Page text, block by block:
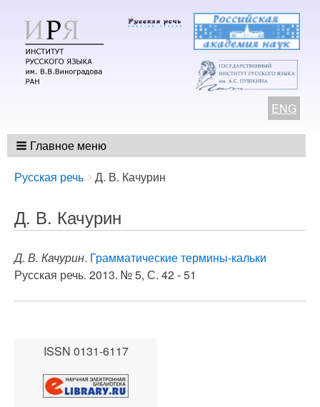
ENG
Главное меню
Breadcrumbs
You
here:
Русская речь Д. В. Качурин
Д. В. Качурин
Д. В. Качурин. Грамматические термины-кальки
Русская речь. 2013. № 5, С. 42 - 51
ISSN 0131-6117